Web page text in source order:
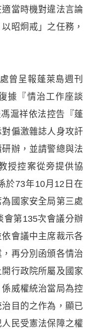
當時機對違法言論
昭炯戒」之任務，
曾呈報蓬萊島週刊
據『情治工作座談
滬祥依法控告『蓬
偏激雜誌人身攻訐
辦，並請警總與法
授控案從旁提供協
於73年10月12日在
國家安全局第三處
會第135次會議分辦
會議中主席裁示各
再分別函頒各情治
行政院所屬及國家
威權統治當局為控
目的之作為，顯已
民受憲法保障之權